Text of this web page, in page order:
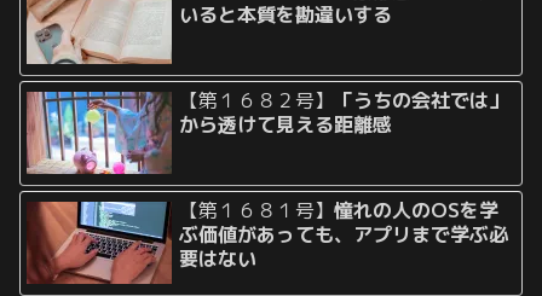
いると本質を勘違いする
【第１６８２号】
「うちの会社では」
から透けて見える距離感
【第１６８１号】憧れの人のOSを学
ぶ価値があっても、アプリまで学ぶ必
要はない